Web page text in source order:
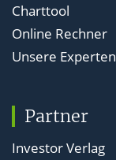
Charttool
Online Rechner
Unsere Experten
Partner
Investor Verlag